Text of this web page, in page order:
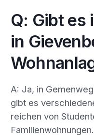
Q: Gibt es
in
A: Ja, in
gibt es
reichen von